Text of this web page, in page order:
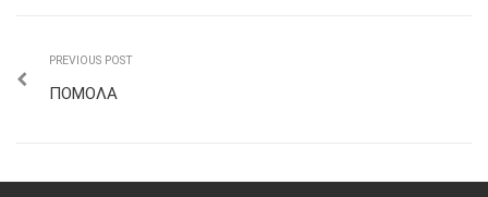
PREVIOUS POST
ΠΟΜΟΛΑ